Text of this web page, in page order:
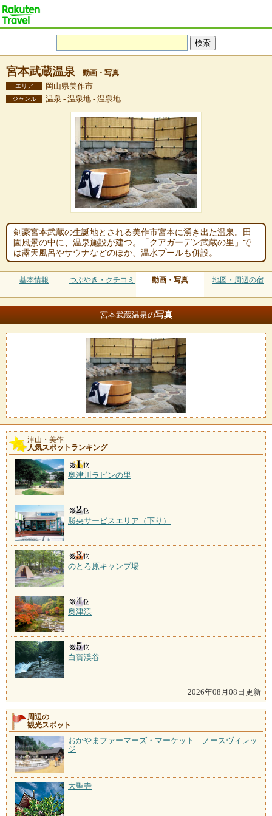
宮本武蔵温泉 動画・写真
エリア 岡山県美作市
ジャンル 温泉 - 温泉地 - 温泉地
剣豪宮本武蔵の生誕地とされる美作市宮本に湧き出た温泉。田
園風景の中に、温泉施設が建つ。「クアガーデン武蔵の里」で
は露天風呂やサウナなどのほか、温水プールも併設。
基本情報 つぶやき・クチコミ 動画・写真 地図・周辺の宿
宮本武蔵温泉の写真
津山・美作
人気スポットランキング
奥津川ラビンの里
勝央サービスエリア（下り）
のとろ原キャンプ場
奥津渓
白賀渓谷
2026年08月08日更新
周辺の
観光スポット
おかやまファーマーズ・マーケット ノースヴィレッ
ジ
大聖寺